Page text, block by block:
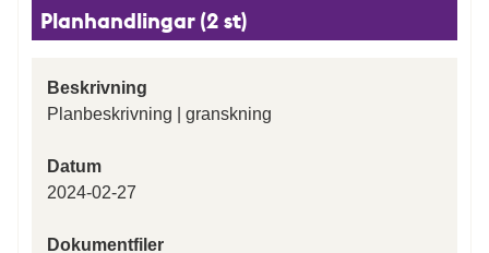
Planhandlingar (2 st)
Beskrivning
Planbeskrivning | granskning
Datum
2024-02-27
Dokumentfiler